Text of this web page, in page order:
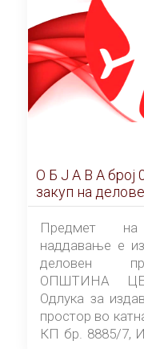
О Б Ј А В А брoj
закуп на
Предмет на
наддавање е
деловен
ОПШТИНА
Одлука за
простор во
КП бр. 8885/7,